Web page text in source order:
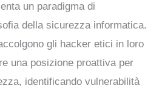
un paradigma di
della sicurezza informatica.
gli hacker etici in loro
una posizione proattiva per
identificando vulnerabilità